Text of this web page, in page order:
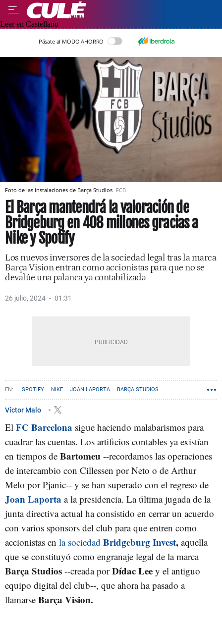
Leer en Castellano
Pásate al MODO AHORRO
Foto de las instalaciones de Barça Studios FCB
El Barça mantendrá la valoración de
Bridgeburg en 408 millones gracias a
Nike y Spotify
Los nuevos inversores de la sociedad legal tras la marca
Barça Vision entran como accionistas para que no se
devalúe una palanca ya contabilizada
26 julio, 2024 01:31
SPOTIFY NIKE JOAN LAPORTA BARÇA STUDIOS
Víctor Malo
El FC Barcelona sigue haciendo malabarismos para
cuadrar las cuentas. Los artificios contables ya existían
en tiempos de Bartomeu --recordamos las operaciones
de intercambio con Cillessen por Neto o de Arthur
Melo por Pjanic-- y se han superado con el regreso de
Joan Laporta a la presidencia. La última jugada de la
junta directiva actual ha consistido en cerrar un acuerdo
con varios sponsors del club para que entren como
accionistas en la sociedad Bridgeburg Invest, aquella
que se constituyó como engranaje legal de la marca
Barça Studios --creada porDídac Lee y el antiguo
equipo digital del club--, que ahora ha pasado a
llamarse Barça Vision.